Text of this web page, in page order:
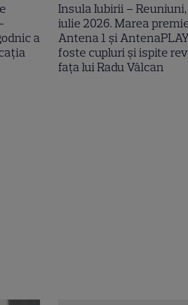
a
Insula Iubirii –
iulie 2026. Marea
Antena 1 și
foste cupluri și ispite
fața lui Radu Vâlcan